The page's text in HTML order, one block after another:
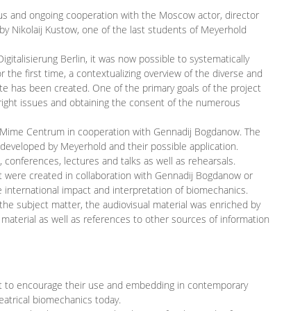
and ongoing cooperation with the Moscow actor, director
Nikolaij Kustow, one of the last students of Meyerhold
Berlin, it was now possible to systematically
the first time, a contextualizing overview of the diverse and
has been created. One of the primary goals of the project
issues and obtaining the consent of the numerous
Centrum in cooperation with Gennadij Bogdanow. The
by Meyerhold and their possible application.
lectures and talks as well as rehearsals.
created in collaboration with Gennadij Bogdanow or
impact and interpretation of biomechanics.
subject matter, the audiovisual material was enriched by
as well as references to other sources of information
encourage their use and embedding in contemporary
biomechanics today.